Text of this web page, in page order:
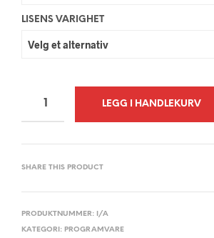
LISENS VARIGHET
LEGG I HANDLEKURV
E
R
N
SHARE THIS PRODUCT
PRODUKTNUMMER:
I/A
KATEGORI: PROGRAMVARE